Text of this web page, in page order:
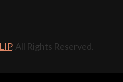
LIP. All Rights Reserved.